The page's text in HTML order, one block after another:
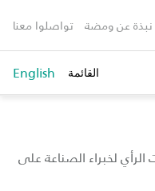
نبذة عن ومضة تواصلوا معنا
القائمة English
لخبراء الصناعة على